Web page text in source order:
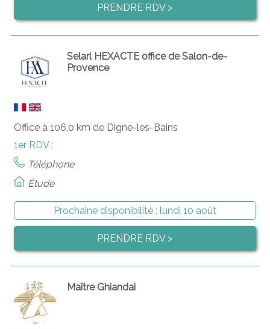
PRENDRE RDV >
Selarl HEXACTE office de Salon-de-
Provence
Office à 106,0 km de Digne-les-Bains
1er RDV :
Téléphone
Étude
Prochaine disponibilité : lundi 10 août
PRENDRE RDV >
Maître Ghiandai